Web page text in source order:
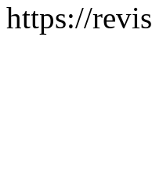
https://